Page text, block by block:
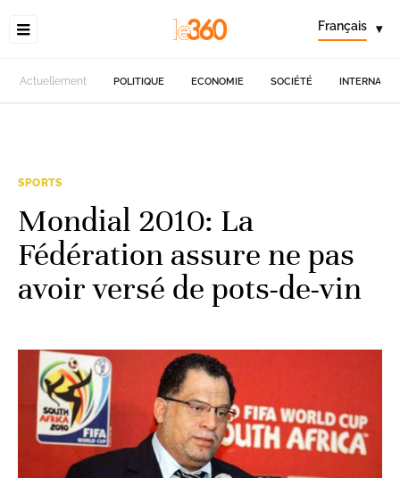
Français ▾
Actuellement POLITIQUE ECONOMIE SOCIÉTÉ
SPORTS
Mondial 2010: La
Fédération assure ne pas
avoir versé de pots-de-vin